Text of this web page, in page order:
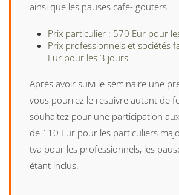
ainsi que les pauses café- gouters
Prix particulier : 570 Eur pour
Prix professionnels et sociétés
Eur pour les 3 jours
Après avoir suivi le séminaire une
vous pourrez le resuivre autant de
souhaitez pour une participation
de 110 Eur pour les particuliers
tva pour les professionnels, les
étant inclus.